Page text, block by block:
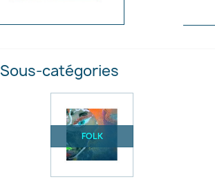
Sous-catégories
FOLK